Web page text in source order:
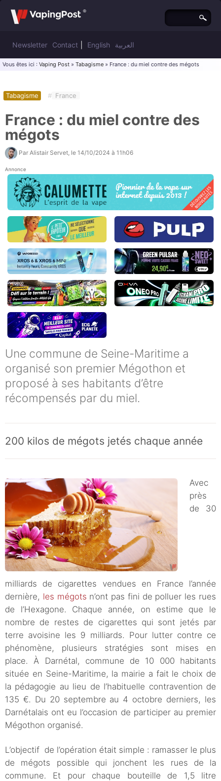
Newsletter Contact English العربية
Vous êtes ici : Vaping Post » Tabagisme » France : du miel contre des mégots
Tabagisme # France
France : du miel contre des
mégots
Par Alistair Servet , le 14/10/2024 à 11h06
Annonce
Une commune de Seine-Maritime a
organisé son premier Mégothon et
proposé à ses habitants d’être
récompensés par du miel.
200 kilos de mégots jetés chaque année
Avec
près
de 30
milliards de cigarettes vendues en France l’année
dernière, les mégots n’ont pas fini de polluer les rues
de l’Hexagone. Chaque année, on estime que le
nombre de restes de cigarettes qui sont jetés par
terre avoisine les 9 milliards. Pour lutter contre ce
phénomène, plusieurs stratégies sont mises en
place. À Darnétal, commune de 10 000 habitants
située en Seine-Maritime, la mairie a fait le choix de
la pédagogie au lieu de l’habituelle contravention de
135 €. Du 20 septembre au 4 octobre derniers, les
Darnétalais ont eu l’occasion de participer au premier
Mégothon organisé.
L’objectif de l’opération était simple : ramasser le plus
de mégots possible qui jonchent les rues de la
commune. Et pour chaque bouteille de 1,5 litre